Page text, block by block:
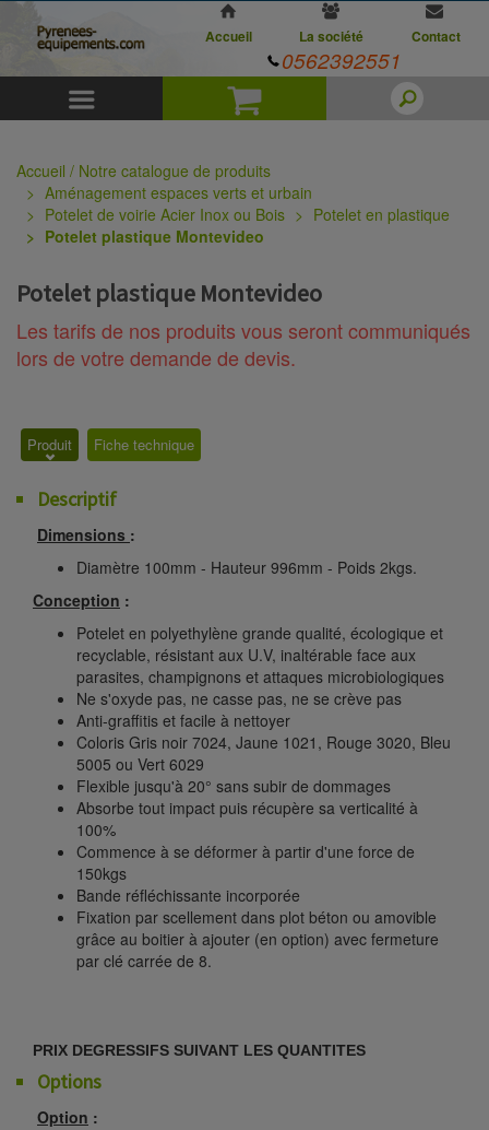
Panier
Accueil La société Contact
0562392551
Accueil / Notre catalogue de produits
Aménagement espaces verts et urbain
Potelet de voirie Acier Inox ou Bois
Potelet en plastique
Potelet plastique Montevideo
Potelet plastique Montevideo
Les tarifs de nos produits vous seront communiqués
lors de votre demande de devis.
Produit Fiche technique
Descriptif
Dimensions :
Diamètre 100mm - Hauteur 996mm - Poids 2kgs.
Conception :
Potelet en polyethylène grande qualité, écologique et
recyclable, résistant aux U.V, inaltérable face aux
parasites, champignons et attaques microbiologiques
Ne s'oxyde pas, ne casse pas, ne se crève pas
Anti-graffitis et facile à nettoyer
Coloris Gris noir 7024, Jaune 1021, Rouge 3020, Bleu
5005 ou Vert 6029
Flexible jusqu'à 20° sans subir de dommages
Absorbe tout impact puis récupère sa verticalité à
100%
Commence à se déformer à partir d'une force de
150kgs
Bande réfléchissante incorporée
Fixation par scellement dans plot béton ou amovible
grâce au boitier à ajouter (en option) avec fermeture
par clé carrée de 8.
PRIX DEGRESSIFS SUIVANT LES QUANTITES
Options
Option :